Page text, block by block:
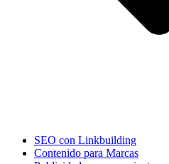
SEO con Linkbuilding
Contenido para Marcas